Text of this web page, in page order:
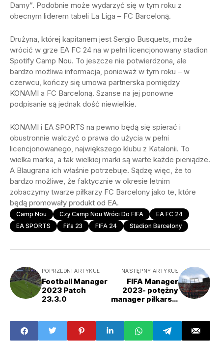
Damy”. Podobnie może wydarzyć się w tym roku z
obecnym liderem tabeli La Liga – FC Barceloną.
Drużyna, której kapitanem jest Sergio Busquets, może
wrócić w grze EA FC 24 na w pełni licencjonowany stadion
Spotify Camp Nou. To jeszcze nie potwierdzona, ale
bardzo możliwa informacja, ponieważ w tym roku – w
czerwcu, kończy się umowa partnerska pomiędzy
KONAMI a FC Barceloną. Szanse na jej ponowne
podpisanie są jednak dość niewielkie.
KONAMI i EA SPORTS na pewno będą się spierać i
obustronnie walczyć o prawa do użycia w pełni
licencjonowanego, największego klubu z Katalonii. To
wielka marka, a tak wielkiej marki są warte każde pieniądze.
A Blaugrana ich właśnie potrzebuje. Sądzę więc, że to
bardzo możliwe, że faktycznie w okresie letnim
zobaczymy twarze piłkarzy FC Barcelony jako te, które
będą promowały produkt od EA.
Camp Nou Czy Camp Nou Wróci Do FIFA
EA FC 24
EA SPORTS
Fifa 23 FIFA 24 Stadion Barcelony
POPRZEDNI ARTYKUŁ
Football Manager
2023 Patch
23.3.0
NASTĘPNY ARTYKUŁ
FIFA Manager
2023- potężny
manager piłkarski